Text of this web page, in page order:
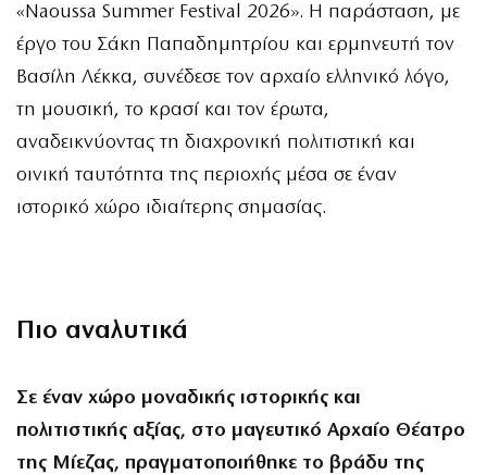
«Naoussa Summer Festival 2026». Η παράσταση, με
έργο του Σάκη Παπαδημητρίου και ερμηνευτή τον
Βασίλη Λέκκα, συνέδεσε τον αρχαίο ελληνικό λόγο,
τη μουσική, το κρασί και τον έρωτα,
αναδεικνύοντας τη διαχρονική πολιτιστική και
οινική ταυτότητα της περιοχής μέσα σε έναν
ιστορικό χώρο ιδιαίτερης σημασίας.
Πιο αναλυτικά
Σε έναν χώρο μοναδικής ιστορικής και
πολιτιστικής αξίας, στο μαγευτικό Αρχαίο Θέατρο
της Μίεζας, πραγματοποιήθηκε το βράδυ της